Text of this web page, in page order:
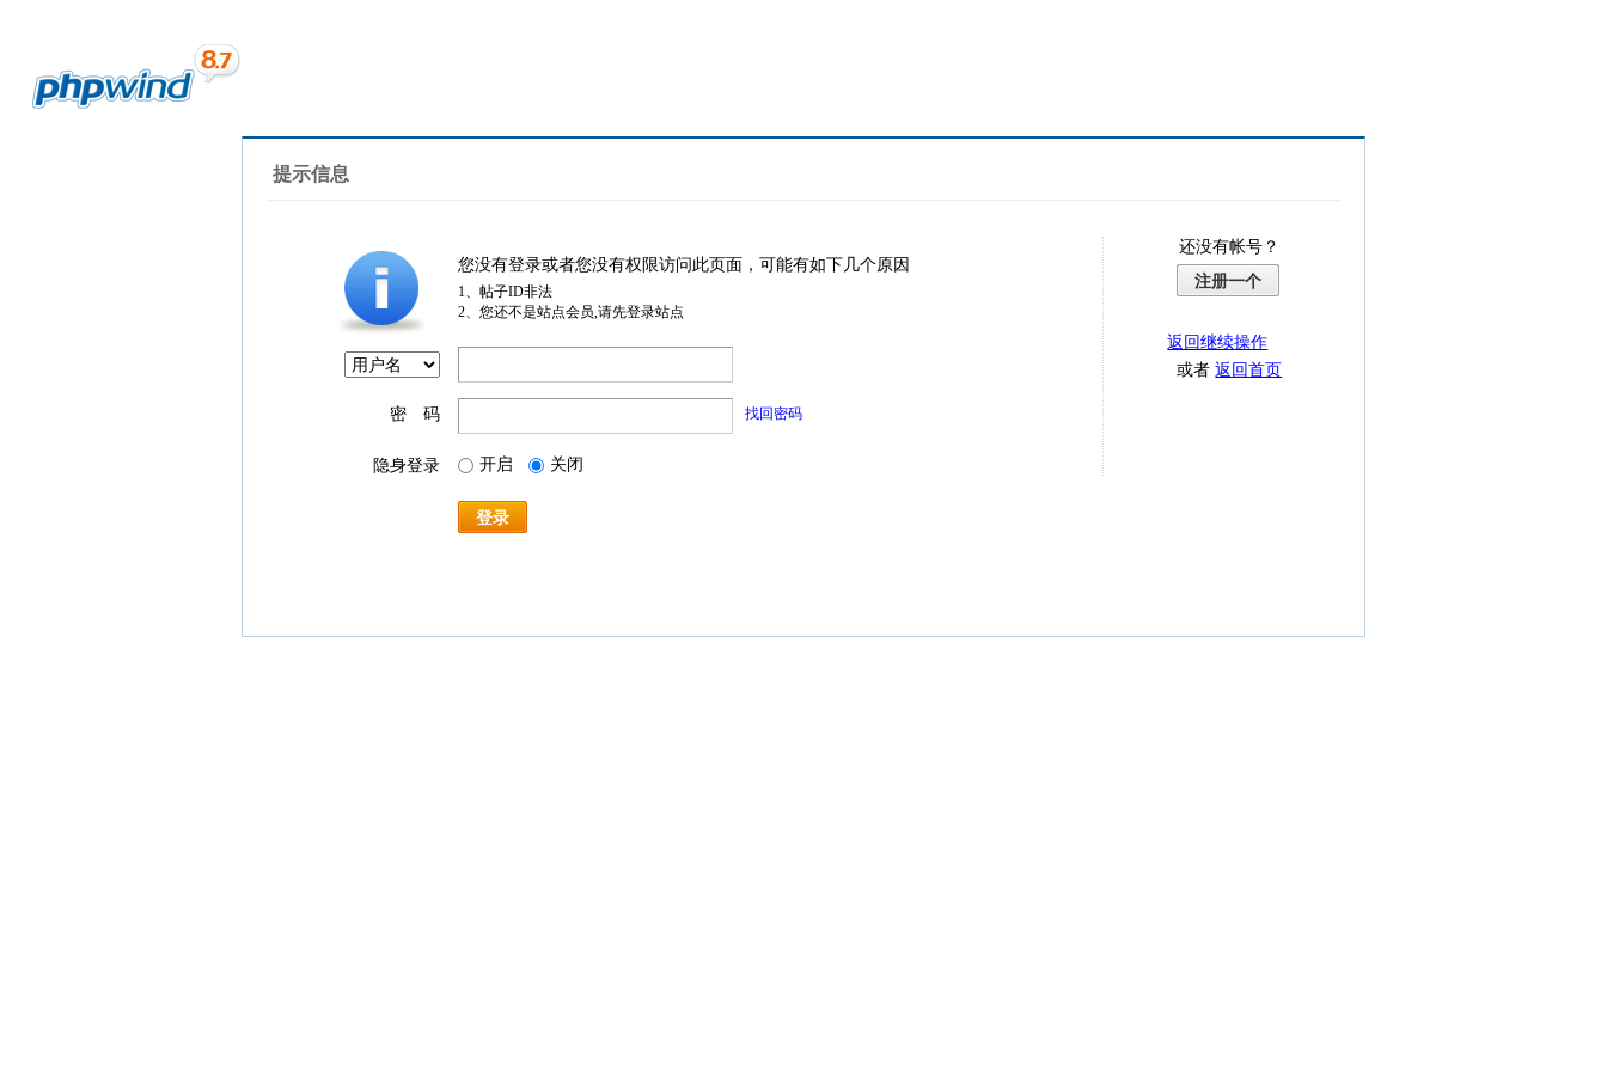
提示信息
您没有登录或者您没有权限访问此页面，可能有如下几个原因
1、帖子ID非法
2、您还不是站点会员,请先登录站点
密 码 找回密码
隐身登录 开启 关闭
登录
还没有帐号？
注册一个
返回继续操作
或者返回首页